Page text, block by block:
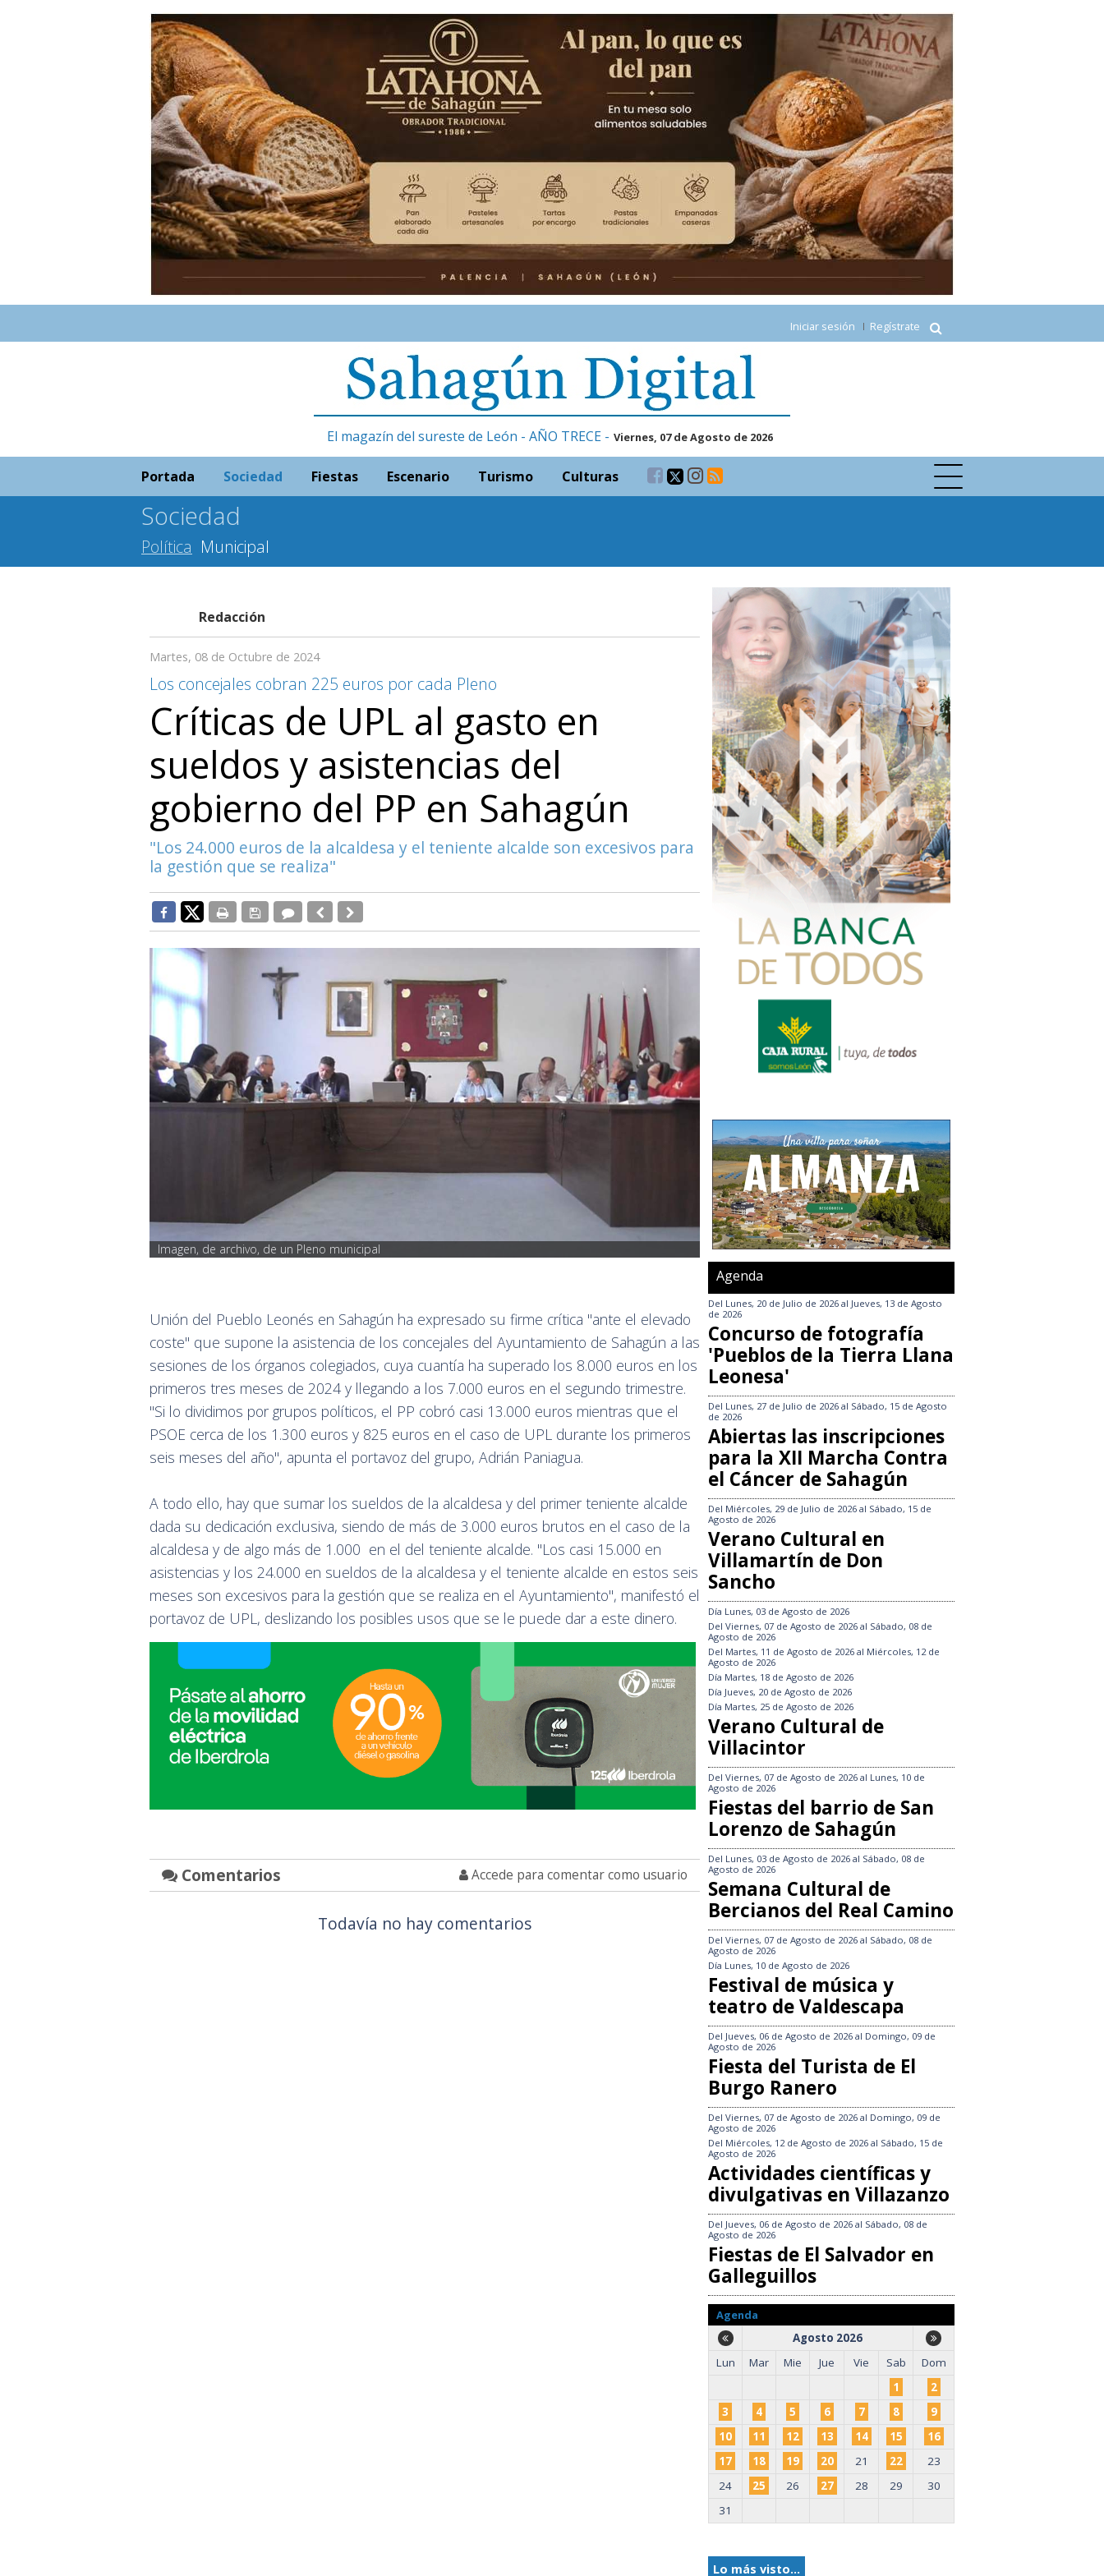
Iniciar sesión Regístrate
El magazín del sureste de León - AÑO TRECE - Viernes, 07 de Agosto de 2026
Portada Sociedad Fiestas Escenario Turismo Culturas
Sociedad
Política Municipal
Redacción
Martes, 08 de Octubre de 2024
Los concejales cobran 225 euros por cada Pleno
Críticas de UPL al gasto en
sueldos y asistencias del
gobierno del PP en Sahagún
"Los 24.000 euros de la alcaldesa y el teniente alcalde son excesivos para
la gestión que se realiza"
Imagen, de archivo, de un Pleno municipal
Unión del Pueblo Leonés en Sahagún ha expresado su firme crítica "ante el elevado
coste" que supone la asistencia de los concejales del Ayuntamiento de Sahagún a las
sesiones de los órganos colegiados, cuya cuantía ha superado los 8.000 euros en los
primeros tres meses de 2024 y llegando a los 7.000 euros en el segundo trimestre.
"Si lo dividimos por grupos políticos, el PP cobró casi 13.000 euros mientras que el
PSOE cerca de los 1.300 euros y 825 euros en el caso de UPL durante los primeros
seis meses del año", apunta el portavoz del grupo, Adrián Paniagua.
A todo ello, hay que sumar los sueldos de la alcaldesa y del primer teniente alcalde
dada su dedicación exclusiva, siendo de más de 3.000 euros brutos en el caso de la
alcaldesa y de algo más de 1.000 en el del teniente alcalde. "Los casi 15.000 en
asistencias y los 24.000 en sueldos de la alcaldesa y el teniente alcalde en estos seis
meses son excesivos para la gestión que se realiza en el Ayuntamiento", manifestó el
portavoz de UPL, deslizando los posibles usos que se le puede dar a este dinero.
Comentarios Accede para comentar como usuario
Todavía no hay comentarios
Agenda
Del Lunes, 20 de Julio de 2026 al Jueves, 13 de Agosto
de 2026
Concurso de fotografía
'Pueblos de la Tierra Llana
Leonesa'
Del Lunes, 27 de Julio de 2026 al Sábado, 15 de Agosto
de 2026
Abiertas las inscripciones
para la XII Marcha Contra
el Cáncer de Sahagún
Del Miércoles, 29 de Julio de 2026 al Sábado, 15 de
Agosto de 2026
Verano Cultural en
Villamartín de Don
Sancho
Día Lunes, 03 de Agosto de 2026
Del Viernes, 07 de Agosto de 2026 al Sábado, 08 de
Agosto de 2026
Del Martes, 11 de Agosto de 2026 al Miércoles, 12 de
Agosto de 2026
Día Martes, 18 de Agosto de 2026
Día Jueves, 20 de Agosto de 2026
Día Martes, 25 de Agosto de 2026
Verano Cultural de
Villacintor
Del Viernes, 07 de Agosto de 2026 al Lunes, 10 de
Agosto de 2026
Fiestas del barrio de San
Lorenzo de Sahagún
Del Lunes, 03 de Agosto de 2026 al Sábado, 08 de
Agosto de 2026
Semana Cultural de
Bercianos del Real Camino
Del Viernes, 07 de Agosto de 2026 al Sábado, 08 de
Agosto de 2026
Día Lunes, 10 de Agosto de 2026
Festival de música y
teatro de Valdescapa
Del Jueves, 06 de Agosto de 2026 al Domingo, 09 de
Agosto de 2026
Fiesta del Turista de El
Burgo Ranero
Del Viernes, 07 de Agosto de 2026 al Domingo, 09 de
Agosto de 2026
Del Miércoles, 12 de Agosto de 2026 al Sábado, 15 de
Agosto de 2026
Actividades científicas y
divulgativas en Villazanzo
Del Jueves, 06 de Agosto de 2026 al Sábado, 08 de
Agosto de 2026
Fiestas de El Salvador en
Galleguillos
Agenda
Agosto 2026
Lun
Mar Mie Jue Vie Sab
Dom
1
2
3
4 5 6 7 8
9
10
11 12 13 14 15
16
17
18 19 20 21 22
23
24
25 26 27 28 29
30
31
Lo más visto...